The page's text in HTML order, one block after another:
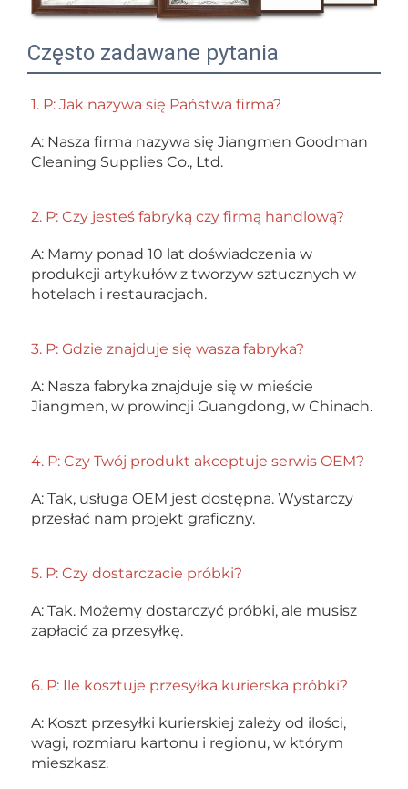
Często zadawane pytania
1. P: Jak nazywa się Państwa firma?
A: Nasza firma nazywa się Jiangmen Goodman
Cleaning Supplies Co., Ltd.
2. P: Czy jesteś fabryką czy firmą handlową?
A: Mamy ponad 10 lat doświadczenia w
produkcji artykułów z tworzyw sztucznych w
hotelach i restauracjach.
3. P: Gdzie znajduje się wasza fabryka?
A: Nasza fabryka znajduje się w mieście
Jiangmen, w prowincji Guangdong, w Chinach.
4. P: Czy Twój produkt akceptuje serwis OEM?
A: Tak, usługa OEM jest dostępna. Wystarczy
przesłać nam projekt graficzny.
5. P: Czy dostarczacie próbki?
A: Tak. Możemy dostarczyć próbki, ale musisz
zapłacić za przesyłkę.
6. P: Ile kosztuje przesyłka kurierska próbki?
A: Koszt przesyłki kurierskiej zależy od ilości,
wagi, rozmiaru kartonu i regionu, w którym
mieszkasz.